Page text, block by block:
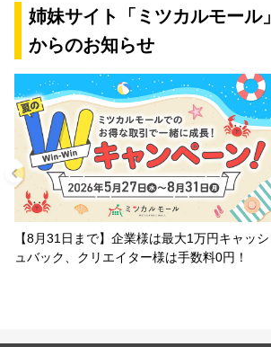
姉妹サイト「ミツカルモール」
からのお知らせ
【8月31日まで】企業様は最大1万円キャッシ
ュバック、クリエイター様は手数料0円！